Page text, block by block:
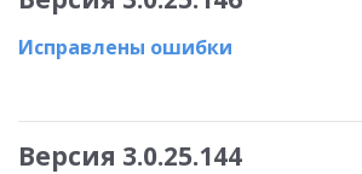
Исправлены ошибки
Версия 3.0.25.144